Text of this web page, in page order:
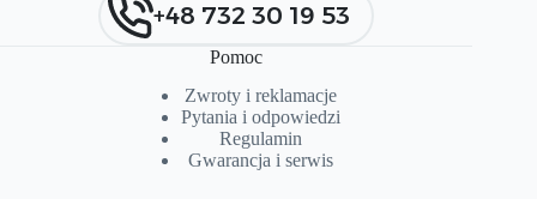
+48 732 30 19 53
Pomoc
Zwroty i reklamacje
Pytania i odpowiedzi
Regulamin
Gwarancja i serwis